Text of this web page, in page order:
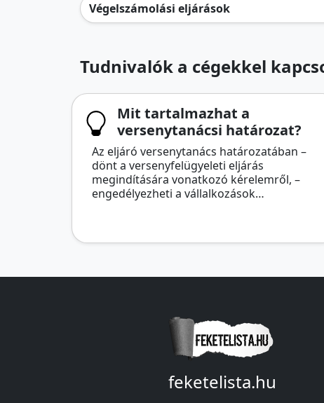
Végelszámolási eljárások
Tudnivalók a cégekkel
Mit tartalmazhat a
versenytanácsi határozat?
Az eljáró versenytanács határozatában –
dönt a versenyfelügyeleti eljárás
megindítására vonatkozó kérelemről, –
engedélyezheti a vállalkozások…
feketelista.hu